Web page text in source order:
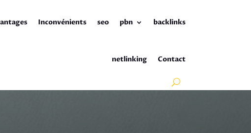
Inconvénients seo pbn backlinks
netlinking Contact